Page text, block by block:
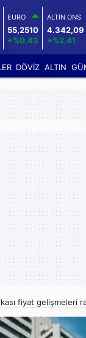
EURO
55,2510
+%0,43
ALTIN ONS
4.342,09
+%2,41
DÖVİZ ALTIN
fiyat gelişmeleri